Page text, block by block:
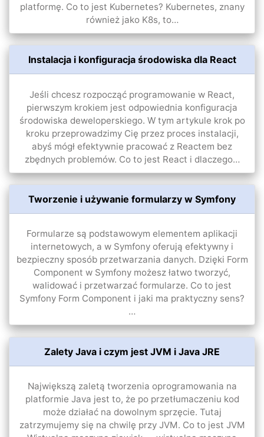
platformę. Co to jest Kubernetes? Kubernetes, znany
również jako K8s, to…
Instalacja i konfiguracja środowiska dla React
Jeśli chcesz rozpocząć programowanie w React,
pierwszym krokiem jest odpowiednia konfiguracja
środowiska deweloperskiego. W tym artykule krok po
kroku przeprowadzimy Cię przez proces instalacji,
abyś mógł efektywnie pracować z Reactem bez
zbędnych problemów. Co to jest React i dlaczego…
Tworzenie i używanie formularzy w Symfony
Formularze są podstawowym elementem aplikacji
internetowych, a w Symfony oferują efektywny i
bezpieczny sposób przetwarzania danych. Dzięki Form
Component w Symfony możesz łatwo tworzyć,
walidować i przetwarzać formularze. Co to jest
Symfony Form Component i jaki ma praktyczny sens?
…
Zalety Java i czym jest JVM i Java JRE
Największą zaletą tworzenia oprogramowania na
platformie Java jest to, że po przetłumaczeniu kod
może działać na dowolnym sprzęcie. Tutaj
zatrzymujemy się na chwilę przy JVM. Co to jest JVM